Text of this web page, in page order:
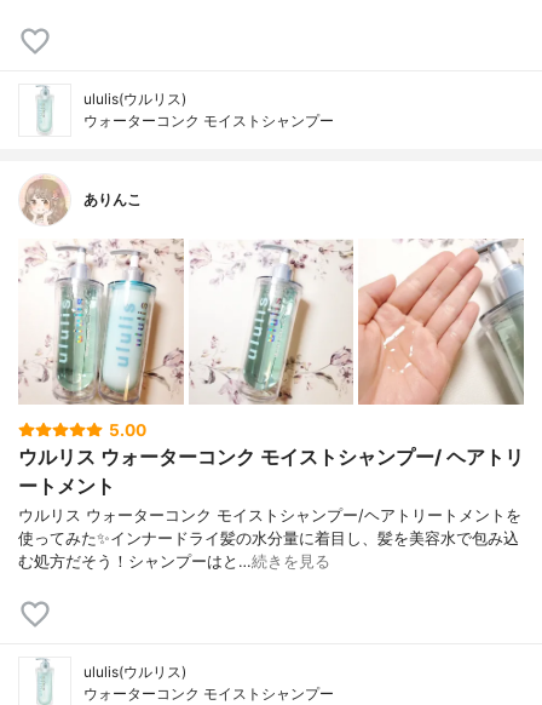
ululis(ウルリス)
ウォーターコンク モイストシャンプー
ありんこ
5.00
ウルリス ウォーターコンク モイストシャンプー/ ヘアトリ
ートメント
ウルリス ウォーターコンク モイストシャンプー/ヘアトリートメントを
使ってみた✨インナードライ髪の水分量に着目し、髪を美容水で包み込
む処方だそう！シャンプーはと…続きを見る
ululis(ウルリス)
ウォーターコンク モイストシャンプー